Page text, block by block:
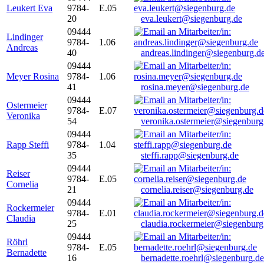
Leukert Eva
9784-
20
E.05
eva.leukert@siegenburg.de
Lindinger
Andreas
09444
9784-
40
1.06
Meyer Rosina
09444
9784-
41
1.06
rosina.meyer@siegenburg.de
Ostermeier
Veronika
09444
9784-
54
E.07
Rapp Steffi
09444
9784-
35
1.04
steffi.rapp@siegenburg.de
Reiser
Cornelia
09444
9784-
21
E.05
cornelia.reiser@siegenburg.de
Rockermeier
Claudia
09444
9784-
25
E.01
Röhrl
Bernadette
09444
9784-
16
E.05
bernadette.roehrl@siegenburg.de